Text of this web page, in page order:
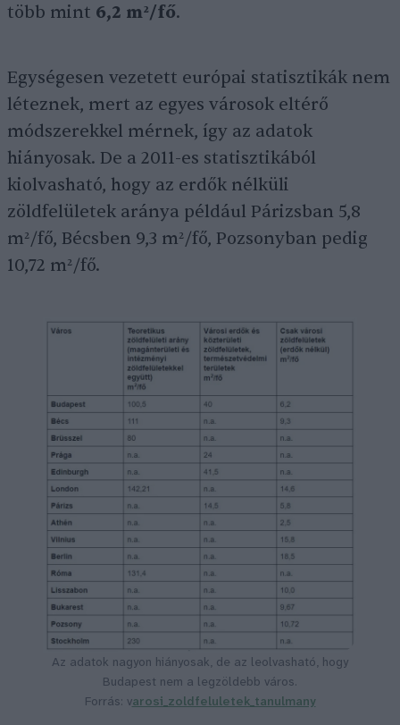
több mint 6,2 m²/fő.
Egységesen vezetett európai statisztikák nem
léteznek, mert az egyes városok eltérő
módszerekkel mérnek, így az adatok
hiányosak. De a 2011-es statisztikából
kiolvasható, hogy az erdők nélküli
zöldfelületek aránya például Párizsban 5,8
m²/fő, Bécsben 9,3 m²/fő, Pozsonyban pedig
10,72 m²/fő.
Az adatok nagyon hiányosak, de az leolvasható, hogy
Budapest nem a legzöldebb város.
Forrás: varosi_zoldfeluletek_tanulmany